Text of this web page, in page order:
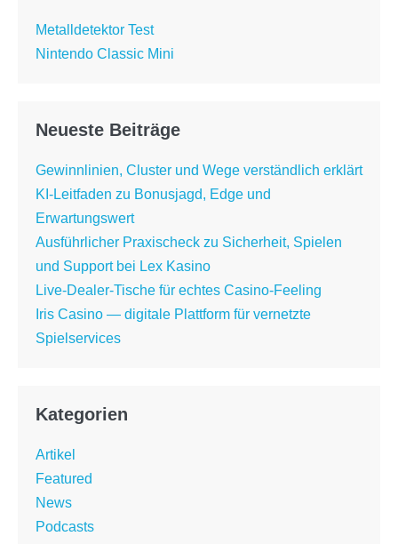
Metalldetektor Test
Nintendo Classic Mini
Neueste Beiträge
Gewinnlinien, Cluster und Wege verständlich erklärt
KI-Leitfaden zu Bonusjagd, Edge und
Erwartungswert
Ausführlicher Praxischeck zu Sicherheit, Spielen
und Support bei Lex Kasino
Live-Dealer-Tische für echtes Casino-Feeling
Iris Casino — digitale Plattform für vernetzte
Spielservices
Kategorien
Artikel
Featured
News
Podcasts